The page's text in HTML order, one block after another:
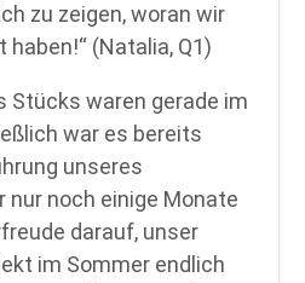
zu zeigen, woran wir
(Natalia, Q1)
Stücks waren gerade im
war es bereits
unseres
noch einige Monate
darauf, unser
im Sommer endlich